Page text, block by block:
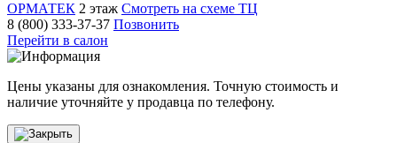
ОРМАТЕК 2 этаж Смотреть на схеме ТЦ
8 (800) 333-37-37 Позвонить
Перейти в салон
Цены указаны для ознакомления. Точную стоимость и
наличие уточняйте у продавца по телефону.